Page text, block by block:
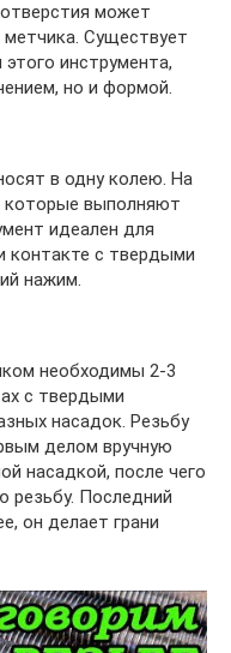
может
Существует
инструмента,
но и формой.
в одну колею. На
которые выполняют
идеален для
контакте с твердыми
нажим.
необходимы 2-3
с твердыми
насадок. Резьбу
делом вручную
насадкой, после чего
резьбу. Последний
он делает грани